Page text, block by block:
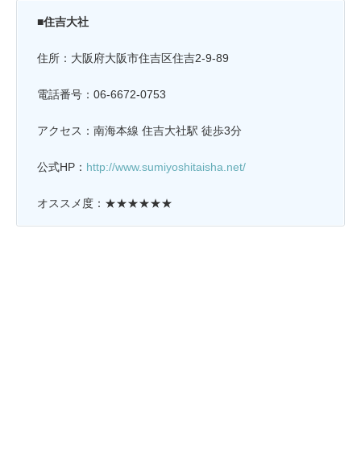
■住吉大社
住所：大阪府大阪市住吉区住吉2-9-89
電話番号：06-6672-0753
アクセス：南海本線 住吉大社駅 徒歩3分
公式HP： http://www.sumiyoshitaisha.net/
オススメ度：★★★★★★